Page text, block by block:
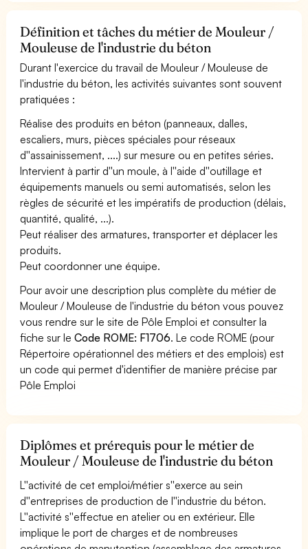
Définition et tâches du métier de Mouleur /
Mouleuse de l'industrie du béton
Durant l'exercice du travail de Mouleur / Mouleuse de
l'industrie du béton, les activités suivantes sont souvent
pratiquées :
Réalise des produits en béton (panneaux, dalles,
escaliers, murs, pièces spéciales pour réseaux
d''assainissement, ....) sur mesure ou en petites séries.
Intervient à partir d''un moule, à l''aide d''outillage et
équipements manuels ou semi automatisés, selon les
règles de sécurité et les impératifs de production (délais,
quantité, qualité, ...).
Peut réaliser des armatures, transporter et déplacer les
produits.
Peut coordonner une équipe.
Pour avoir une description plus complète du métier de
Mouleur / Mouleuse de l'industrie du béton vous pouvez
vous rendre sur le site de Pôle Emploi et consulter la
fiche sur leCode ROME: F1706. Le code ROME (pour
Répertoire opérationnel des métiers et des emplois) est
un code qui permet d'identifier de manière précise par
Pôle Emploi
Diplômes et prérequis pour le métier de
Mouleur / Mouleuse de l'industrie du béton
L''activité de cet emploi/métier s''exerce au sein
d''entreprises de production de l''industrie du béton.
L''activité s''effectue en atelier ou en extérieur. Elle
implique le port de charges et de nombreuses